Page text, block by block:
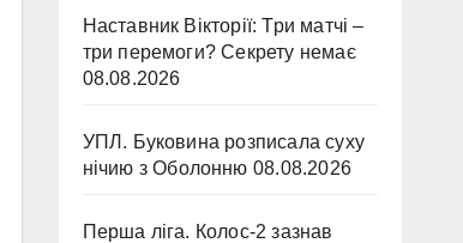
Наставник Вікторії: Три матчі –
три перемоги? Секрету немає
08.08.2026
УПЛ. Буковина розписала суху
нічию з Оболонню 08.08.2026
Перша ліга. Колос-2 зазнав